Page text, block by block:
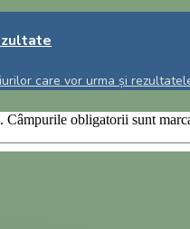
care vor urma și
Câmpurile obligatorii sunt